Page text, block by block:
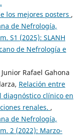
los mejores posters ,
de Nefrología,
S1 (2025): SLANH
de Nefrología e
Rafael Gahona
Relación entre
diagnóstico clínico en
renales. ,
de Nefrología,
2 (2022): Marzo-